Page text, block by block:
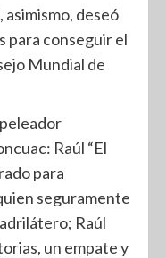
deseó
para conseguir el
Mundial de
Raúl “El
para
seguramente
Raúl
un empate y